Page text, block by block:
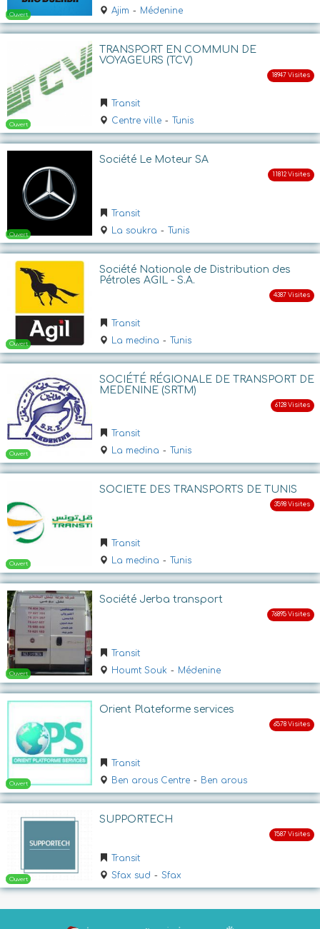
Ouvert
Ouvert
Ajim - Médenine
Ouvert
TRANSPORT EN COMMUN DE
VOYAGEURS (TCV)
Transit
Centre ville - Tunis
Ouvert
Société Le Moteur SA
Transit
La soukra - Tunis
Ouvert
Société Nationale de Distribution des
Pétroles AGIL - S.A.
Transit
La medina - Tunis
SOCIÉTÉ RÉGIONALE DE TRANSPORT DE
MEDENINE (SRTM)
Transit
La medina - Tunis
SOCIETE DES TRANSPORTS DE TUNIS
Transit
La medina - Tunis
Société Jerba transport
Transit
Houmt Souk - Médenine
Orient Plateforme services
Transit
Ben arous Centre - Ben arous
SUPPORTECH
Transit
Sfax sud - Sfax